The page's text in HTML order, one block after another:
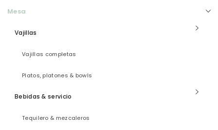
Mesa
Vajillas
Vajillas completas
Platos, platones & bowls
Bebidas & servicio
Tequilero & mezcaleros